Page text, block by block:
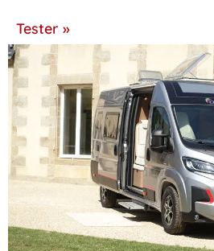
Tester »